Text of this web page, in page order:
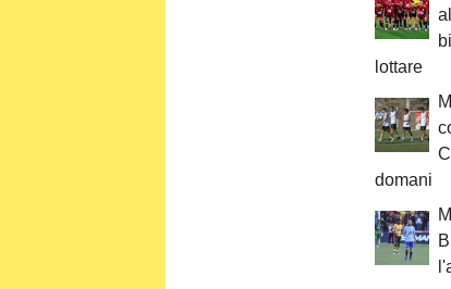
lottare
domani